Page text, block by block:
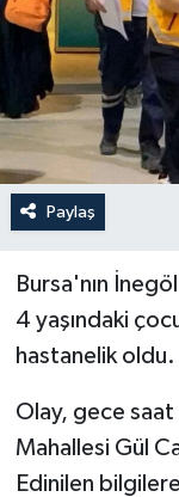
Paylaş
Bursa'nın
4 yaşındaki
hastanelik oldu.
Olay, gece
Mahallesi Gül
Edinilen